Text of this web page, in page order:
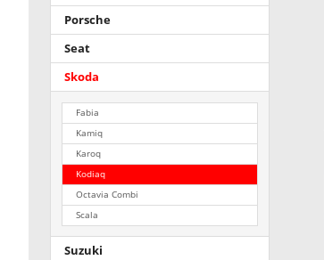
Porsche
Seat
Skoda
Fabia
Kamiq
Karoq
Kodiaq
Octavia Combi
Scala
Suzuki